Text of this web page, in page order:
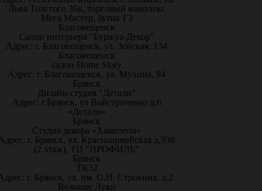
Льва Толстого 36к, торговый комплекс
Мега Мастер, бутик Г3
Благовещенск
Салон интерьера "Буржуа-Декор"
Адрес: г. Благовещенск, ул. Зейская, 134
Благовещенск
салон Home Story
Адрес: г. Благовещенск, ул. Мухина, 94
Брянск
Дизайн-студия "Детали"
Адрес: г.Брянск, ул Войстроченко д.6
«Детали»
Брянск
Студия декора «Хамелеон»
г. Брянск, ул. Красноармейская д.93б
(2 этаж), ТЦ "ПРОФИЛЬ"
Брянск
ТК32
г. Брянск, ул. им. О.Н. Строкина, д.2.
Великие Луки